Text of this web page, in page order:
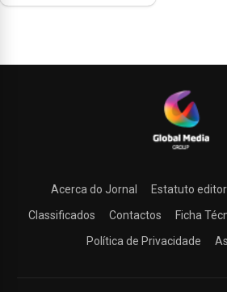
Acerca do Jornal Estatuto
Classificados
Contactos Ficha
Política de Privacidade